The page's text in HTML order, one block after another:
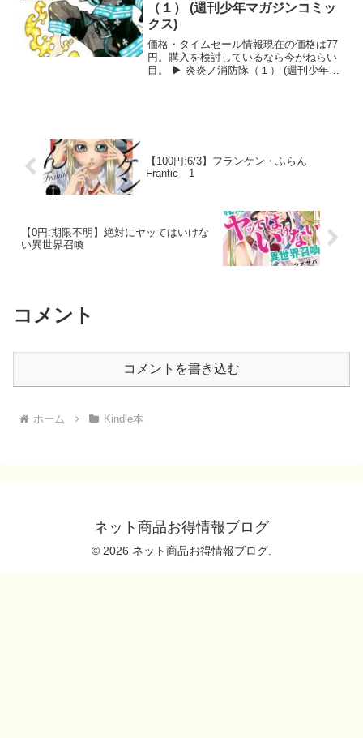
（１） (週刊少年マガジンコミッ
クス)
価格・タイムセール情報現在の価格は77
円。購入を検討しているなら今がねらい
目。 ▶ 炎炎ノ消防隊（１） (週刊少年マ
【100円:6/3】フランケン・ふらん
Frantic 1
【0円:期限不明】絶対にヤッてはいけな
い異世界召喚
コメント
コメントを書き込む
ホーム Kindle本
ネット商品お得情報ブログ
© 2026 ネット商品お得情報ブログ.